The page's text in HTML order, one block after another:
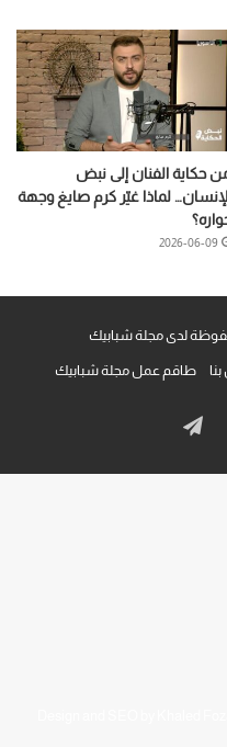
حكاية الفنان إلى نبض
لماذا غيّر كرم صايغ وجهة
2026-06-09
لدى مجلة شبابيك
طاقم عمل مجلة شبابيك
تيلقرام